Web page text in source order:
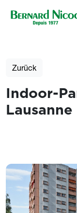
Zurück
Indoor-
Photos